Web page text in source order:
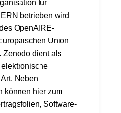
für
betrieben wird
OpenAIRE-
Union
Zenodo dient als
Neben
können hier zum
Software-